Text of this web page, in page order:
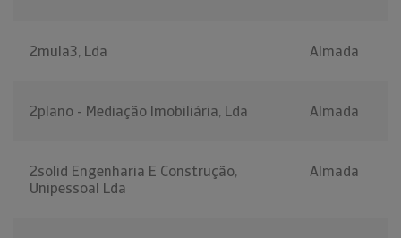
2mula3, Lda Almada
2plano - Mediação Imobiliária, Lda Almada
2solid Engenharia E Construção,
Unipessoal Lda
Almada